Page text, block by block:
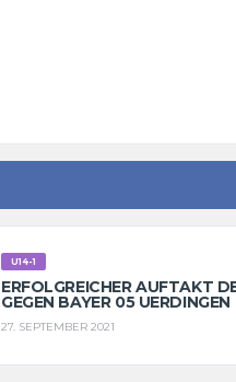
U14-1
ERFOLGREICHER AUFTAKT
GEGEN BAYER 05 UERDINGEN
27. SEPTEMBER 2021